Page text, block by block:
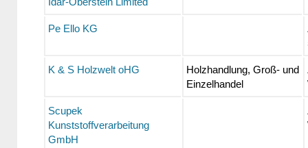
Pe Ello KG
K & S Holzwelt oHG
Holzhandlung, Groß- und
Einzelhandel
Scupek
Kunststoffverarbeitung
GmbH